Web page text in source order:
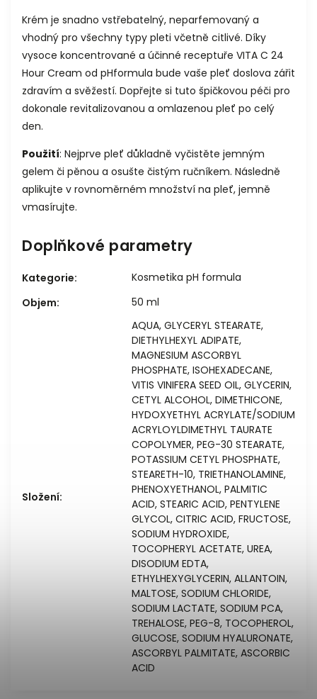
Krém je snadno vstřebatelný, neparfemovaný a
vhodný pro všechny typy pleti včetně citlivé. Díky
vysoce koncentrované a účinné receptuře VITA C 24
Hour Cream od pHformula bude vaše pleť doslova zářit
zdravím a svěžestí. Dopřejte si tuto špičkovou péči pro
dokonale revitalizovanou a omlazenou pleť po celý
den.
Použití: Nejprve pleť důkladně vyčistěte jemným
gelem či pěnou a osušte čistým ručníkem. Následně
aplikujte v rovnoměrném množství na pleť, jemně
vmasírujte.
Doplňkové parametry
Kategorie:
Kosmetika pH formula
Objem: 50 ml
Složení:
AQUA, GLYCERYL STEARATE,
DIETHYLHEXYL ADIPATE,
MAGNESIUM ASCORBYL
PHOSPHATE, ISOHEXADECANE,
VITIS VINIFERA SEED OIL, GLYCERIN,
CETYL ALCOHOL, DIMETHICONE,
HYDOXYETHYL ACRYLATE/SODIUM
ACRYLOYLDIMETHYL TAURATE
COPOLYMER, PEG-30 STEARATE,
POTASSIUM CETYL PHOSPHATE,
STEARETH-10, TRIETHANOLAMINE,
PHENOXYETHANOL, PALMITIC
ACID, STEARIC ACID, PENTYLENE
GLYCOL, CITRIC ACID, FRUCTOSE,
SODIUM HYDROXIDE,
TOCOPHERYL ACETATE, UREA,
DISODIUM EDTA,
ETHYLHEXYGLYCERIN, ALLANTOIN,
MALTOSE, SODIUM CHLORIDE,
SODIUM LACTATE, SODIUM PCA,
TREHALOSE, PEG-8, TOCOPHEROL,
GLUCOSE, SODIUM HYALURONATE,
ASCORBYL PALMITATE, ASCORBIC
ACID